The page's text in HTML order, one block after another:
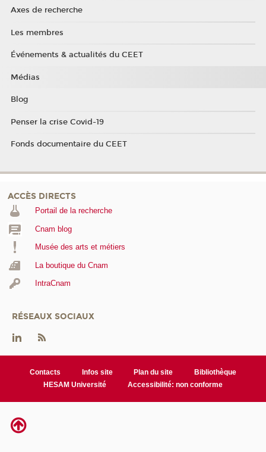
Axes de recherche
Les membres
Événements & actualités du CEET
Médias
Blog
Penser la crise Covid-19
Fonds documentaire du CEET
ACCÈS DIRECTS
Portail de la recherche
Cnam blog
Musée des arts et métiers
La boutique du Cnam
IntraCnam
RÉSEAUX SOCIAUX
Contacts Infos site Plan du site
Bibliothèque
HESAM Université
Accessibilité: non conforme